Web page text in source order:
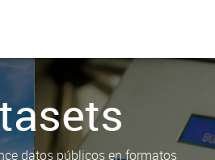
datos públicos en formatos